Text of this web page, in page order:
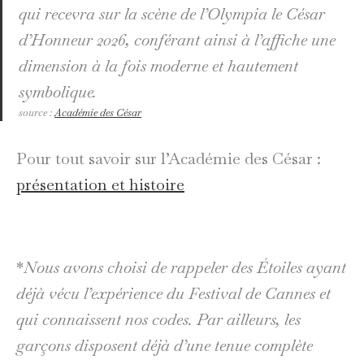
qui recevra sur la scène de l’Olympia le César
d’Honneur 2026, conférant ainsi à l’affiche une
dimension à la fois moderne et hautement
symbolique.
source :Académie des César
Pour tout savoir sur l’Académie des César :
présentation et histoire
*Nous avons choisi de rappeler des Étoiles ayant
déjà vécu l’expérience du Festival de Cannes et
qui connaissent nos codes. Par ailleurs, les
garçons disposent déjà d’une tenue complète